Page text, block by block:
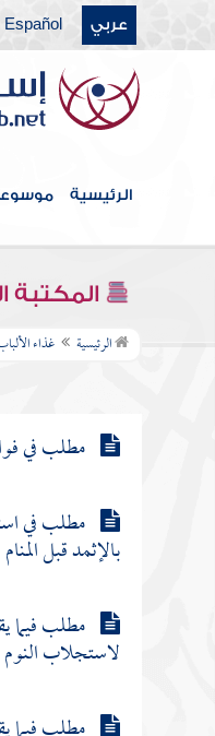
عربي Español
الرئيسية
المكتبة
الرئيسية غذاء
مطلب
مطلب في
مطلب في
عليه وسلم إنه
مطلب
مطلب في
مطلب في
بالإثمد قبل المنام
مطلب فيما
لاستجلاب النوم